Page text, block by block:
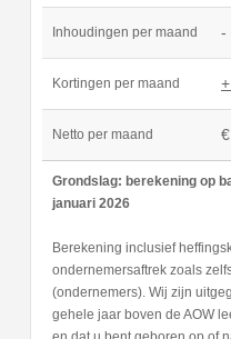
Inhoudingen per maand -
Kortingen per maand
Netto per maand
Grondslag: berekening op
januari 2026
Berekening inclusief
ondernemersaftrek zoals
(ondernemers). Wij zijn
gehele jaar boven de AOW